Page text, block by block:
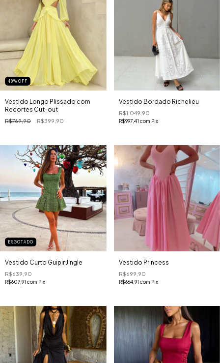
48% OFF
Vestido Longo Plissado com
Recortes Cut-out
R$769,90 R$399,90
Vestido Bordado Richelieu
R$1.049,90
R$997,41 com Pix
ESGOTADO
Vestido Curto Guipir Jingle
R$639,90
R$607,91 com Pix
Vestido Princess
R$699,90
R$664,91 com Pix